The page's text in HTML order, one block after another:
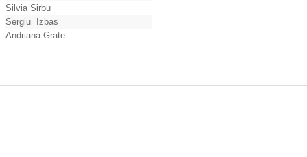
Silvia Sirbu
Sergiu Izbas
Andriana Grate